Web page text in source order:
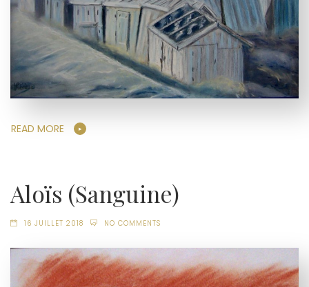
READ MORE
Aloïs (Sanguine)
16 JUILLET 2018 NO COMMENTS